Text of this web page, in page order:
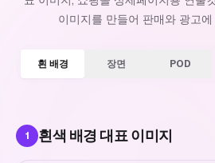
이미지를 만들어 판매와 광고
흰 배경 장면 POD
1 흰색 배경 대표 이미지